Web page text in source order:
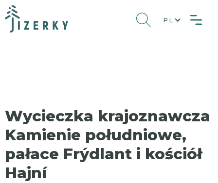
PL
Wycieczka krajoznawcza
Kamienie południowe,
pałace Frýdlant i kościół
Hajní